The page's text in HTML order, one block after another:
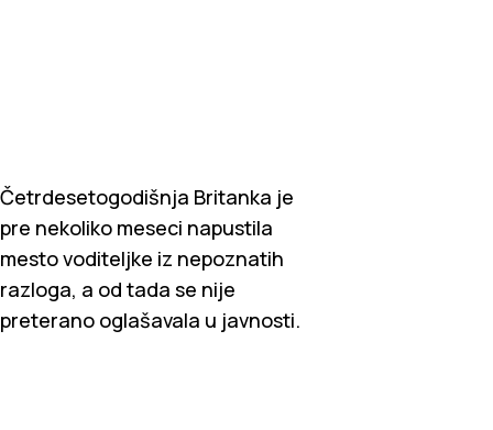
Četrdesetogodišnja Britanka je
pre nekoliko meseci napustila
mesto voditeljke iz nepoznatih
razloga, a od tada se nije
preterano oglašavala u javnosti.